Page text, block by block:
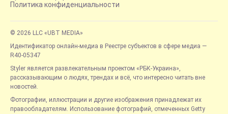
Политика конфиденциальности
© 2026 LLC «UBT MEDIA»
Идентификатор онлайн-медиа в Реестре субъектов в сфере медиа —
R40-05347
Styler является развлекательным проектом «РБК-Украина»,
рассказывающим о людях, трендах и всё, что интересно читать вне
новостей.
Фотографии, иллюстрации и другие изображения принадлежат их
правообладателям. Использование фотографий, отмеченных Getty